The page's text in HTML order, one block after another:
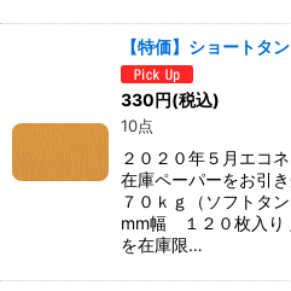
【特価】ショートタ
330円(税込)
10点
２０２０年５月エコ
在庫ペーパーをお引
７０ｋｇ（ソフトタ
mm幅 １２０枚入り
を在庫限…